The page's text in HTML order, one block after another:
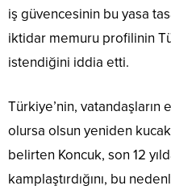
iş güvencesinin bu yasa
iktidar memuru profilinin
istendiğini iddia etti.
Türkiye’nin,
olursa olsun yeniden
belirten Koncuk, son 12
kamplaştırdığını, bu